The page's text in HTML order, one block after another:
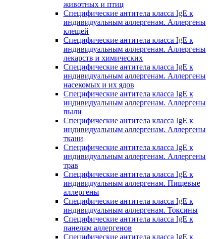
животных и птиц
Специфические антитела класса IgE к
индивидуальным аллергенам. Аллергены
клещей
Специфические антитела класса IgE к
индивидуальным аллергенам. Аллергены
лекарств и химических
Специфические антитела класса IgE к
индивидуальным аллергенам. Аллергены
насекомых и их ядов
Специфические антитела класса IgE к
индивидуальным аллергенам. Аллергены
пыли
Специфические антитела класса IgE к
индивидуальным аллергенам. Аллергены
ткани
Специфические антитела класса IgE к
индивидуальным аллергенам. Аллергены
трав
Специфические антитела класса IgE к
индивидуальным аллергенам. Пищевые
аллергены
Специфические антитела класса IgE к
индивидуальным аллергенам. Токсины
Специфические антитела класса IgE к
панелям аллергенов
Специфические антитела класса IgE к